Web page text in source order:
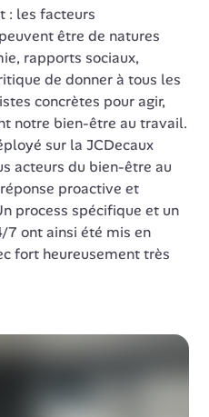
: les facteurs
être de natures
rapports sociaux,
de donner à tous les
concrètes pour agir,
notre bien-être au travail.
sur la JCDecaux
acteurs du bien-être au
proactive et
process spécifique et un
7 ont ainsi été mis en
fort heureusement très